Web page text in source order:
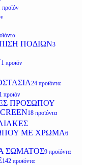
προϊόν
ΠΟΔΙΩΝ3
1 προϊόν
24 προϊόντα
1 προϊόν
ΠΡΟΣΩΠΟΥ
18 προϊόντα
ΜΕ ΧΡΩΜΑ6
ΣΩΜΑΤΟΣ9 προϊόντα
142 προϊόντα